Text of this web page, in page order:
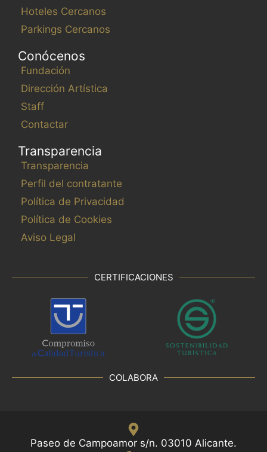
Hoteles Cercanos
Parkings Cercanos
Conócenos
Fundación
Dirección Artística
Staff
Contactar
Transparencia
Transparencia
Perfil del contratante
Política de Privacidad
Política de Cookies
Aviso Legal
CERTIFICACIONES
COLABORA
Paseo de Campoamor s/n. 03010 Alicante.